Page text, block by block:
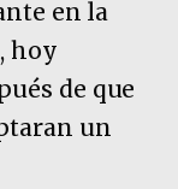
en la
hoy
de que
un